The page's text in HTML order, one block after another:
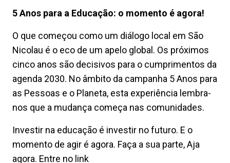
5 Anos para a Educação: o momento é agora!
O que começou como um diálogo local em São
Nicolau é o eco de um apelo global. Os próximos
cinco anos são decisivos para o cumprimentos da
agenda 2030. No âmbito da campanha 5 Anos para
as Pessoas e o Planeta, esta experiência lembra-
nos que a mudança começa nas comunidades.
Investir na educação é investir no futuro. E o
momento de agir é agora. Faça a sua parte, Aja
agora. Entre no link